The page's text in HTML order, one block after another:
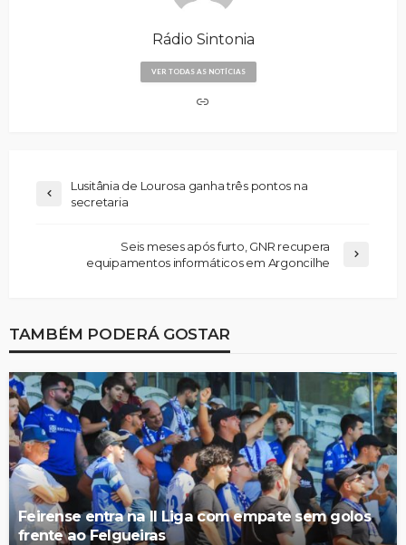
Rádio Sintonia
VER TODAS AS NOTÍCIAS
Lusitânia de Lourosa ganha três pontos na
secretaria
Seis meses após furto, GNR recupera
equipamentos informáticos em Argoncilhe
TAMBÉM PODERÁ GOSTAR
Feirense entra na II Liga com empate sem golos
frente ao Felgueiras